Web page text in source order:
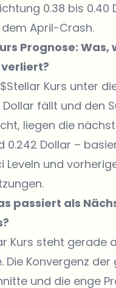
0.38 bis
dem April-Crash.
Prognose: Was,
$Stellar Kurs unter
Dollar fällt und den
liegen die
0.242 Dollar –
Leveln und
passiert als
Kurs steht gerade
Die Konvergenz
und die enge